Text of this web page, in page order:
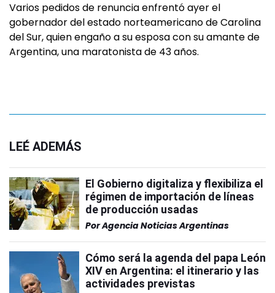
Varios pedidos de renuncia enfrentó ayer el
gobernador del estado norteamericano de Carolina
del Sur, quien engaño a su esposa con su amante de
Argentina, una maratonista de 43 años.
LEÉ ADEMÁS
El Gobierno digitaliza y flexibiliza el
régimen de importación de líneas
de producción usadas
PorAgencia Noticias Argentinas
Cómo será la agenda del papa León
XIV en Argentina: el itinerario y las
actividades previstas